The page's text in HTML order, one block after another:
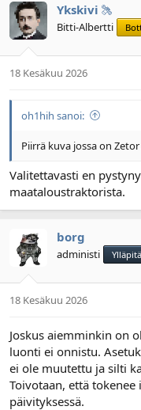
Ykskivi
Bitti-Albertti
18 Kesäkuu 2026
oh1hih sanoi:
Piirrä kuva jossa on
Valitettavasti en
maataloustraktorista.
borg
administi
18 Kesäkuu 2026
Joskus aiemminkin on
luonti ei onnistu.
ei ole muutettu ja silti
Toivotaan, että tokenee
päivityksessä.